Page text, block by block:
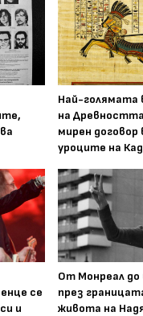
Най-голямата
на
мирен
уроците на
се
и
От Монреал
през
живота на